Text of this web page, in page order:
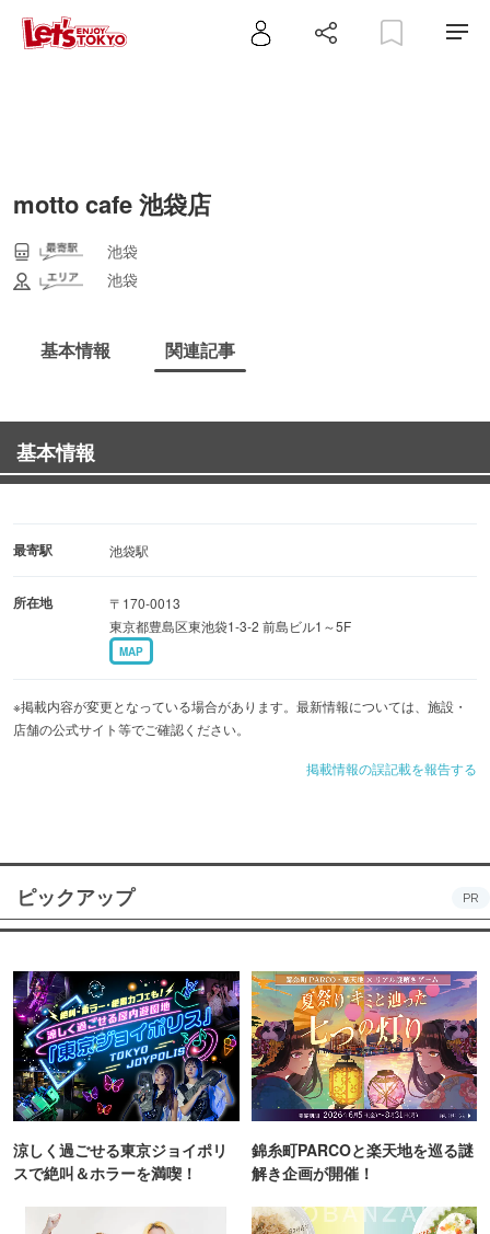
motto cafe 池袋店
池袋
池袋
基本情報 関連記事
基本情報
最寄駅 池袋駅
所在地
〒170-0013
東京都豊島区東池袋1-3-2 前島ビル1～5F
MAP
※掲載内容が変更となっている場合があります。最新情報については、施設・
店舗の公式サイト等でご確認ください。
掲載情報の誤記載を報告する
ピックアップ PR
涼しく過ごせる東京ジョイポリ
スで絶叫＆ホラーを満喫！
錦糸町PARCOと楽天地を巡る謎
解き企画が開催！